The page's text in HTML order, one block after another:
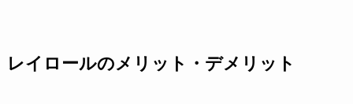
レイロールのメリット・デメリット